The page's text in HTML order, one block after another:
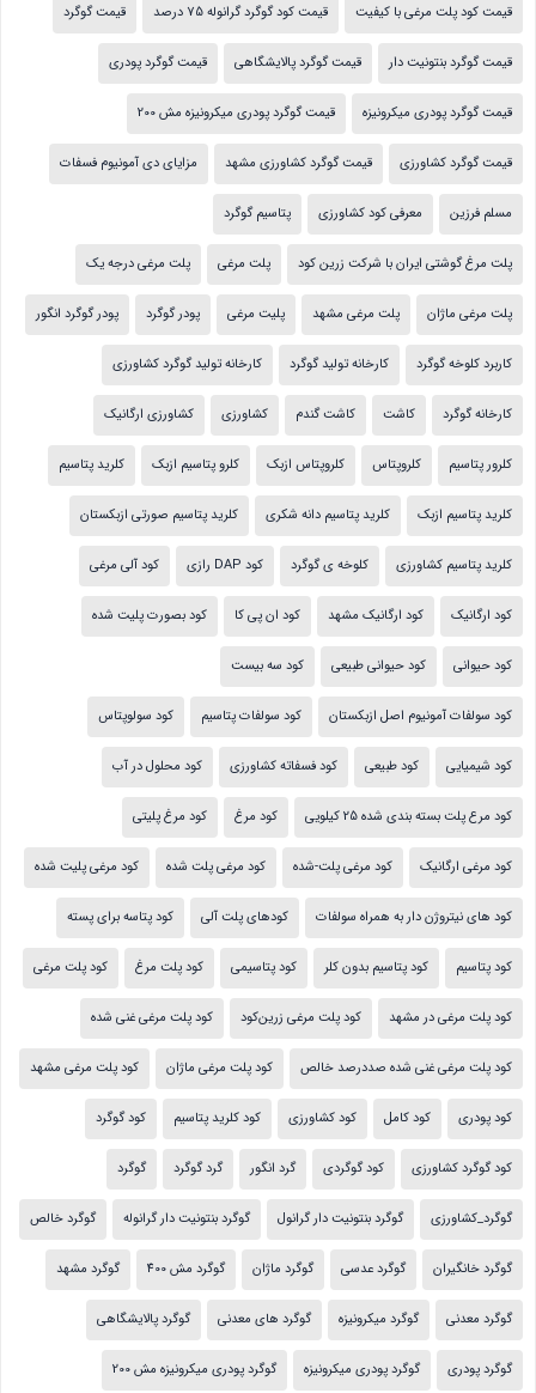
قیمت کود پلت مرغی با کیفیت قیمت کود گوگرد گرانوله 75 درصد قیمت گوگرد
قیمت گوگرد بنتونیت دار قیمت گوگرد پالایشگاهی قیمت گوگرد پودری
قیمت گوگرد پودری میکرونیزه قیمت گوگرد پودری میکرونیزه مش 200
قیمت گوگرد کشاورزی قیمت گوگرد کشاورزی مشهد مزایای دی آمونیوم فسفات
مسلم فرزین معرفی کود کشاورزی پتاسیم گوگرد
پلت مرغ گوشتی ایران با شرکت زرین کود پلت مرغی پلت مرغی درجه یک
پلت مرغی ماژان پلت مرغی مشهد پلیت مرغی پودر گوگرد پودر گوگرد انگور
کاربرد کلوخه گوگرد کارخانه تولید گوگرد کارخانه تولید گوگرد کشاورزی
کارخانه گوگرد کاشت کاشت گندم کشاورزی کشاورزی ارگانیک
کلرور پتاسیم کلروپتاس کلروپتاس ازبک کلرو پتاسیم ازبک کلرید پتاسیم
کلرید پتاسیم ازبک کلرید پتاسیم دانه شکری کلرید پتاسیم صورتی ازبکستان
کلرید پتاسیم کشاورزی کلوخه ی گوگرد کود DAP رازی کود آلی مرغی
کود ارگانیک کود ارگانیک مشهد کود ان پی کا کود بصورت پلیت شده
کود حیوانی کود حیوانی طبیعی کود سه بیست
کود سولفات آمونیوم اصل ازبکستان کود سولفات پتاسیم کود سولوپتاس
کود شیمیایی کود طبیعی کود فسفاته کشاورزی کود محلول در آب
کود مرع پلت بسته بندی شده 25 کیلویی کود مرغ کود مرغ پلیتی
کود مرغی ارگانیک کود مرغی پلت-شده کود مرغی پلت شده کود مرغی پلیت شده
کود های نیتروژن دار به همراه سولفات کودهای پلت آلی کود پتاسه برای پسته
کود پتاسیم کود پتاسیم بدون کلر کود پتاسیمی کود پلت مرغ کود پلت مرغی
کود پلت مرغی در مشهد کود پلت مرغی زرین‌کود کود پلت مرغی غنی شده
کود پلت مرغی غنی شده صددرصد خالص کود پلت مرغی ماژان کود پلت مرغی مشهد
کود پودری کود کامل کود کشاورزی کود کلرید پتاسیم کود گوگرد
کود گوگرد کشاورزی کود گوگردی گرد انگور گرد گوگرد گوگرد
گوگرد_کشاورزی گوگرد بنتونیت دار گرانول گوگرد بنتونیت دار گرانوله گوگرد خالص
گوگرد خانگیران گوگرد عدسی گوگرد ماژان گوگرد مش 400 گوگرد مشهد
گوگرد معدنی گوگرد میکرونیزه گوگرد های معدنی گوگرد پالایشگاهی
گوگرد پودری گوگرد پودری میکرونیزه گوگرد پودری میکرونیزه مش 200